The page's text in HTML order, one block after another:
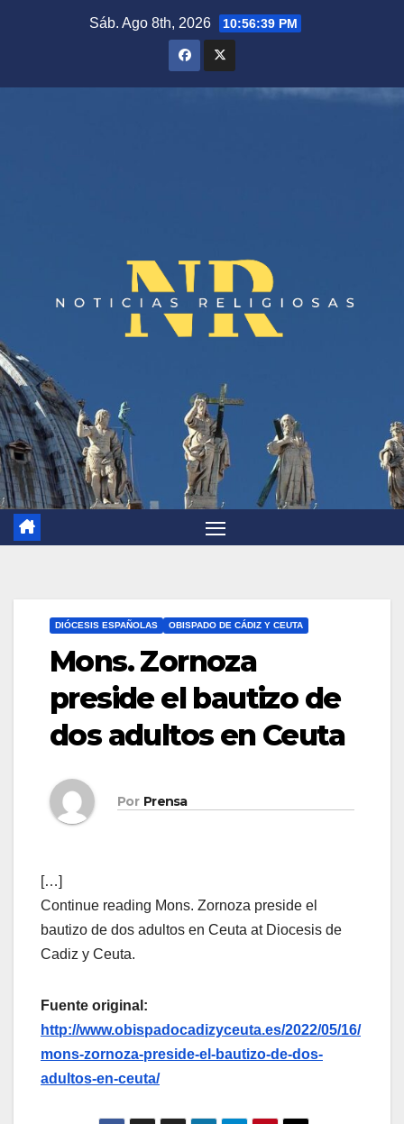
Sáb. Ago 8th, 2026 10:56:39 PM
DIÓCESIS ESPAÑOLAS OBISPADO DE CÁDIZ Y CEUTA
Mons. Zornoza
preside el bautizo de
dos adultos en Ceuta
Por Prensa
[…]
Continue reading Mons. Zornoza preside el
bautizo de dos adultos en Ceuta at Diocesis de
Cadiz y Ceuta.
Fuente original:
http://www.obispadocadizyceuta.es/2022/05/16/
mons-zornoza-preside-el-bautizo-de-dos-
adultos-en-ceuta/